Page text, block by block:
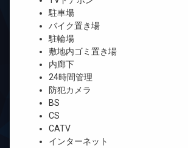
駐車場
バイク置き場
駐輪場
敷地内ゴミ置き場
内廊下
24時間管理
防犯カメラ
BS
CS
CATV
インターネット